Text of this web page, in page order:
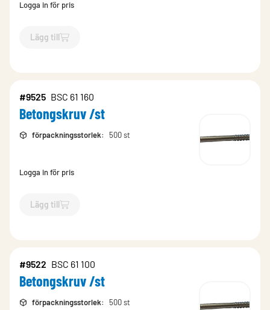
Logga in för pris
Lägg till
`$Lägg till
#9525 BSC 61 160
Betongskruv /st
förpackningsstorlek: 500 st
Logga in för pris
Lägg till
`$Lägg till
#9522 BSC 61 100
Betongskruv /st
förpackningsstorlek: 500 st